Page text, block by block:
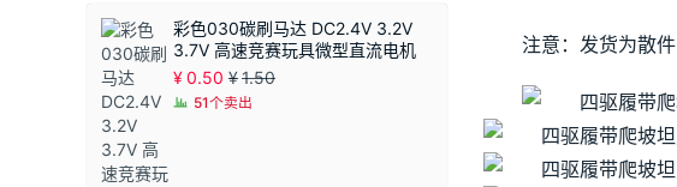
注意：发货为散件
彩色030碳刷马达 DC2.4V 3.2V
3.7V 高速竞赛玩具微型直流电机
¥0.50 ¥1.50
51个卖出